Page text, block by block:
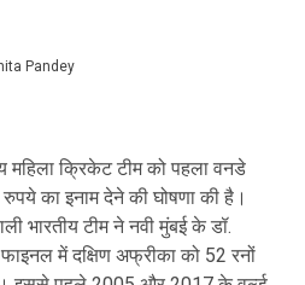
Pandey
महिला क्रिकेट टीम को पहला वनडे
का इनाम देने की घोषणा की है।
भारतीय टीम ने नवी मुंबई के डॉ.
में दक्षिण अफ्रीका को 52 रनों